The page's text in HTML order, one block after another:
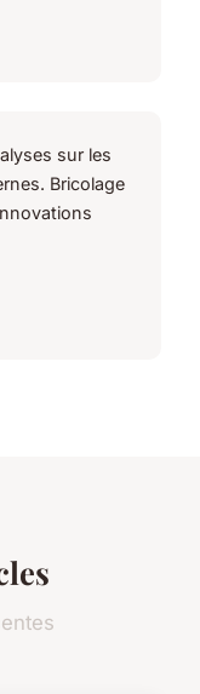
sur les
Bricolage